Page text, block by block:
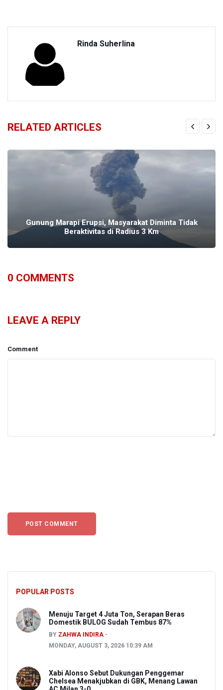
Rinda Suherlina
RELATED ARTICLES
Gunung Marapi Erupsi, Masyarakat Diminta Tidak
Beraktivitas di Radius 3 Km
0 COMMENTS
LEAVE A REPLY
Comment
POPULAR POSTS
Menuju Target 4 Juta Ton, Serapan Beras
Domestik BULOG Sudah Tembus 87%
BY ZAHWA INDIRA
MONDAY, AUGUST 3, 2026 10:39 AM
Xabi Alonso Sebut Dukungan Penggemar
Chelsea Menakjubkan di GBK, Menang Lawan